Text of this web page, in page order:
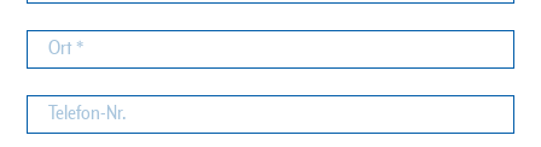
Ort
Telefon-
Nr.